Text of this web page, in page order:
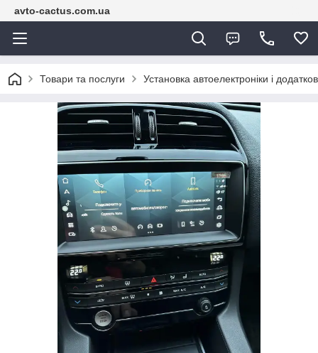
avto-cactus.com.ua
Товари та послуги Установка автоелектроніки і